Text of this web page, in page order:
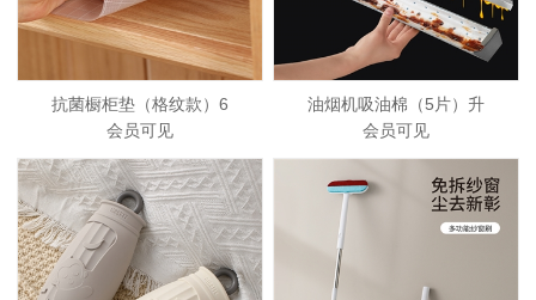
抗菌橱柜垫（格纹款）6
会员可见
油烟机吸油棉（5片）升
会员可见